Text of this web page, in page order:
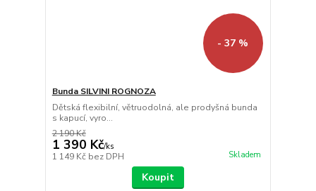
- 37 %
Bunda SILVINI ROGNOZA
Dětská flexibilní, větruodolná, ale prodyšná bunda
s kapucí, vyro...
2 190 Kč
1 390 Kč/ks
1 149 Kč bez DPH Skladem
Koupit